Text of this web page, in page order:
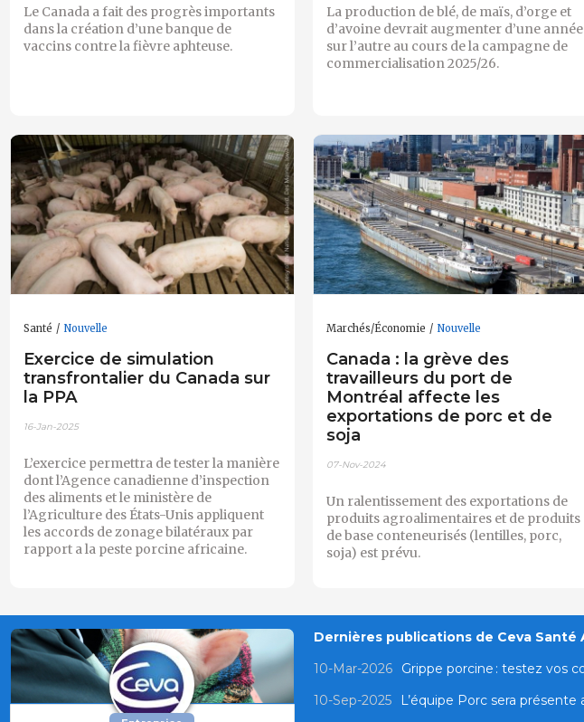
Le Canada a fait des progrès importants
dans la création d’une banque de
vaccins contre la fièvre aphteuse.
La production de blé, de maïs, d’orge et
d’avoine devrait augmenter d’une année
sur l’autre au cours de la campagne de
commercialisation 2025/26.
Santé Nouvelle
Exercice de simulation
transfrontalier du Canada sur
la PPA
16-Jan-2025
L’exercice permettra de tester la manière
dont l’Agence canadienne d’inspection
des aliments et le ministère de
l’Agriculture des États-Unis appliquent
les accords de zonage bilatéraux par
rapport a la peste porcine africaine.
Marchés/Économie Nouvelle
Canada : la grève des
travailleurs du port de
Montréal affecte les
exportations de porc et de
soja
07-Nov-2024
Un ralentissement des exportations de
produits agroalimentaires et de produits
de base conteneurisés (lentilles, porc,
soja) est prévu.
Dernières publications de Ceva Santé
10-Mar-2026
Grippe porcine : testez vos
10-Sep-2025
L’équipe Porc sera